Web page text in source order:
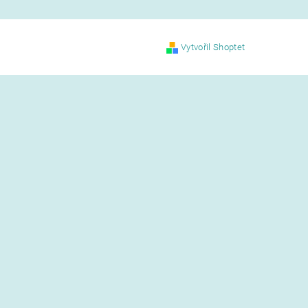
Vytvořil Shoptet